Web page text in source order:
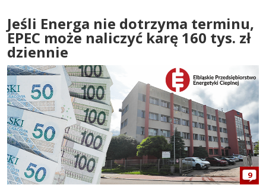
Jeśli Energa nie dotrzyma terminu,
EPEC może naliczyć karę 160 tys. zł
dziennie
9